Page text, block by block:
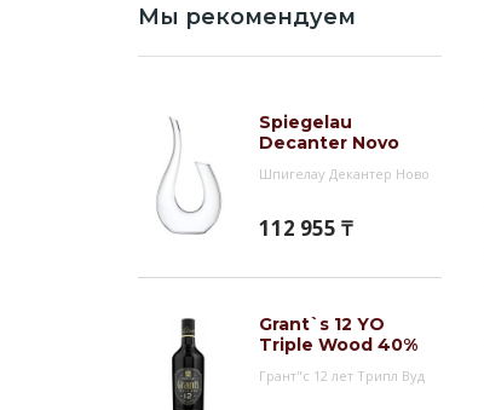
Мы рекомендуем
Spiegelau
Decanter Novo
Шпигелау Декантер Ново
112 955 ₸
Grant`s 12 YO
Triple Wood 40%
Грант"с 12 лет Трипл Вуд